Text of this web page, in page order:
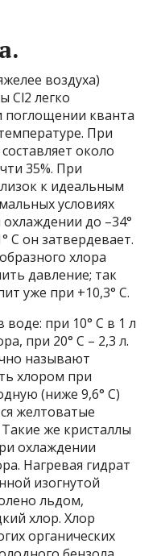
воздуха)
Cl2 легко
кванта
При
около
35%. При
к идеальным
условиях
до –34°
С он затвердевает.
хлора
давление; так
уже при +10,3° С.
воде: при 10° С в 1 л
при 20° С – 2,3 л.
называют
хлором при
(ниже 9,6° С)
желтоватые
Такие же кристаллы
охлаждении
Нагревая гидрат
изогнутой
льдом,
хлор. Хлор
органических